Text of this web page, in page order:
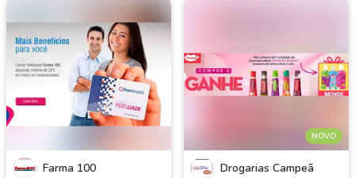
Farma 100
NOVO
Drogarias Campe